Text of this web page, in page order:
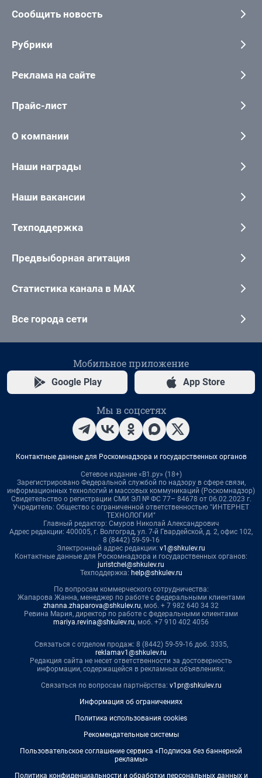
Сообщить новость
Рубрики
Реклама на сайте
Прайс-лист
О компании
Наши награды
Наши вакансии
Техподдержка
Предвыборная агитация
Статистика канала в MAX
Все города сети
Мобильное приложение
Google Play App Store
Мы в соцсетях
Контактные данные для Роскомнадзора и государственных органов
Сетевое издание «В1.ру» (18+)
Зарегистрировано Федеральной службой по надзору в сфере связи,
информационных технологий и массовых коммуникаций (Роскомнадзор)
Свидетельство о регистрации СМИ ЭЛ № ФС 77– 84678 от 06.02.2023 г.
Учредитель: Общество с ограниченной ответственностью "ИНТЕРНЕТ
ТЕХНОЛОГИИ"
Главный редактор: Смуров Николай Александрович
Адрес редакции: 400005, г. Волгоград, ул. 7-й Гвардейской, д. 2, офис 102,
8 (8442) 59-59-16
Электронный адрес редакции: v1@shkulev.ru
Контактные данные для Роскомнадзора и государственных органов:
juristchel@shkulev.ru
Техподдержка: help@shkulev.ru
По вопросам коммерческого сотрудничества:
Жапарова Жанна, менеджер по работе с федеральными клиентами
zhanna.zhaparova@shkulev.ru, моб. + 7 982 640 34 32
Ревина Мария, директор по работе с федеральными клиентами
mariya.revina@shkulev.ru, моб. +7 910 402 4056
Связаться с отделом продаж: 8 (8442) 59-59-16 доб. 3335,
reklamav1@shkulev.ru
Редакция сайта не несет ответственности за достоверность
информации, содержащейся в рекламных объявлениях.
Связаться по вопросам партнёрства: v1pr@shkulev.ru
Информация об ограничениях
Политика использования cookies
Рекомендательные системы
Пользовательское соглашение сервиса «Подписка без баннерной
рекламы»
Политика конфиденциальности и обработки персональных данных и